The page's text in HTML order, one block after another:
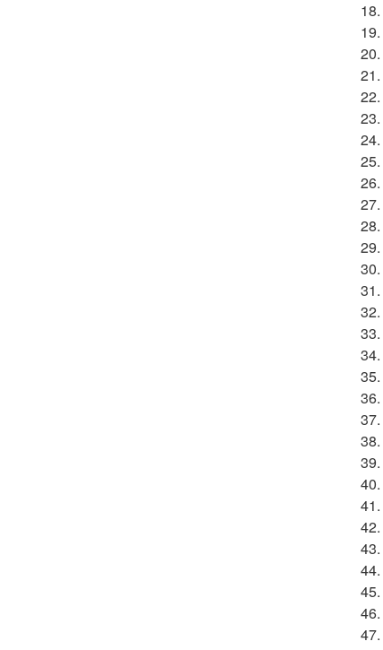
18.
19.
20.
21.
22.
23.
24.
25.
26.
27.
28.
29.
30.
31.
32.
33.
34.
35.
36.
37.
38.
39.
40.
41.
42.
43.
44.
45.
46.
47.